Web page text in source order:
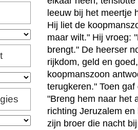
leeuw bij het meertje
Hij liet de
maar wilt." Hij vroeg:
brengt." De heerser
rijkdom, geld en
koopmanszoon
terugkeren." Toen
"Breng hem naar het
richting Jeruzalem
zijn broer die nacht